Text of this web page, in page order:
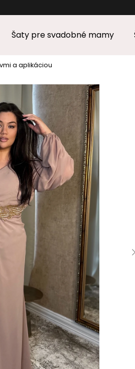
Šaty pre svadobné mamy
a aplikáciou